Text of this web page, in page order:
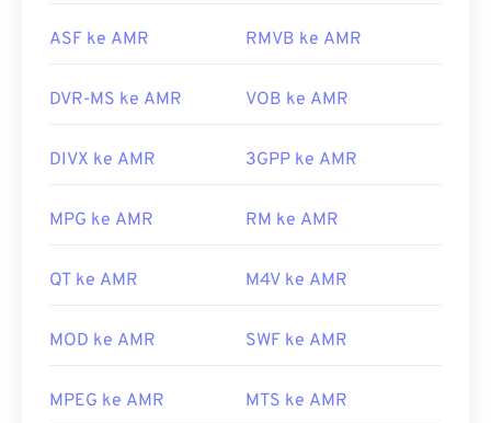
ASF ke AMR RMVB ke AMR
DVR-MS ke AMR VOB ke AMR
DIVX ke AMR 3GPP ke AMR
MPG ke AMR RM ke AMR
QT ke AMR M4V ke AMR
MOD ke AMR SWF ke AMR
MPEG ke AMR MTS ke AMR